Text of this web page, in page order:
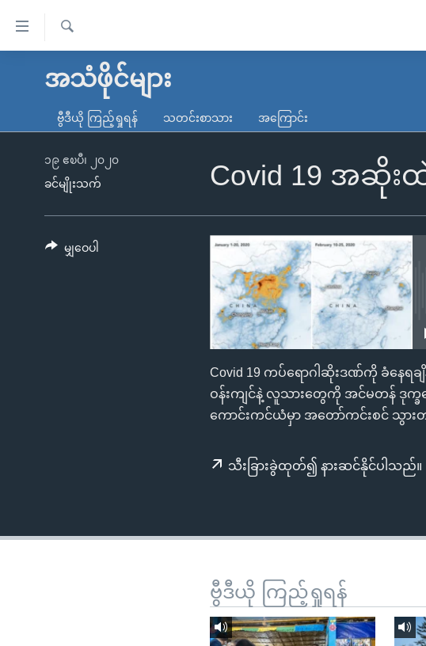
လွယ်ကူ
သည့်
မူလစာမျက်နှာ
ကမ္ဘာ့သတင်းများ
နိုင်ငံတကာ
အမေရိကန်
တရုတ်
အစ္စရေး-ပါလက်စတိုင်း
သတင်းလွတ်လပ်ခွင့်
ရပ်ဝန်းတခု လမ်းတခု အလွန်
အင်္ဂလိပ်စာလေ့လာမယ်
ရ
အသံဖိုင်များ
ဗွီဒီယို ကြည့်ရှုရန် သတင်းစာသား အကြောင်း
Covid 19 အဆို
၁၉ ဧၿပီ၊ ၂၀၂၀
ခင်မျိုးသက်
Covid 19 ကပ်ရောဂါဆိုးဒဏ်ကို ခံန
ဝန်းကျင်နဲ့ လူသားတွေကို အင်မတန် ဒု
ကောင်းကင်ယံမှာ အတော်ကင်းစင် သွားတ
သီးခြားခွဲထုတ်၍ နားဆင်နိုင်ပါသည်။
မျှဝေပါ
ဗွီဒီယို ကြည့်ရှုရန်